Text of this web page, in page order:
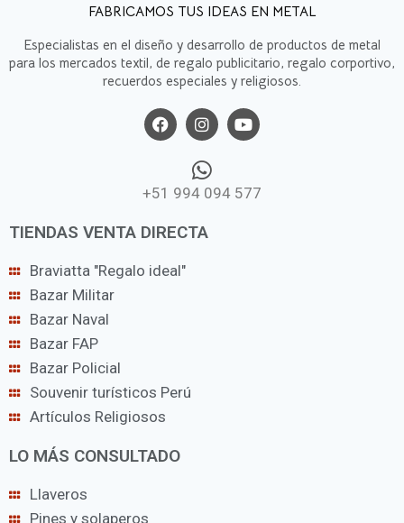
FABRICAMOS TUS IDEAS EN METAL
Especialistas en el diseño y desarrollo de productos de metal
para los mercados textil, de regalo publicitario, regalo corportivo,
recuerdos especiales y religiosos.
+51 994 094 577
TIENDAS VENTA DIRECTA
Braviatta "Regalo ideal"
Bazar Militar
Bazar Naval
Bazar FAP
Bazar Policial
Souvenir turísticos Perú
Artículos Religiosos
LO MÁS CONSULTADO
Llaveros
Pines y solaperos